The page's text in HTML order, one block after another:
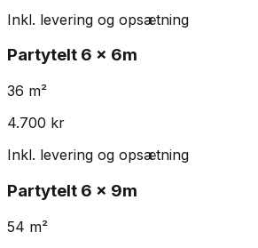
Inkl. levering og opsætning
Partytelt 6 x 6m
36 m²
4.700 kr
Inkl. levering og opsætning
Partytelt 6 x 9m
54 m²